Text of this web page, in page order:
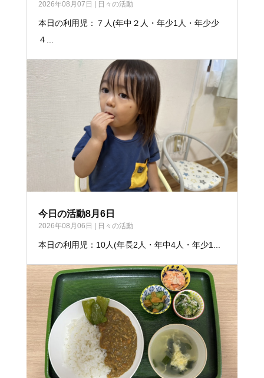
2026年08月07日 日々の活動
本日の利用児：７人(年中２人・年少1人・年少少
４...
今日の活動8月6日
2026年08月06日 日々の活動
本日の利用児：10人(年長2人・年中4人・年少1...